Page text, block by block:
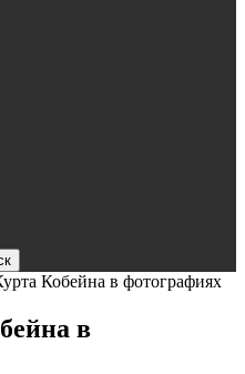
Кобейна в фотографиях
в